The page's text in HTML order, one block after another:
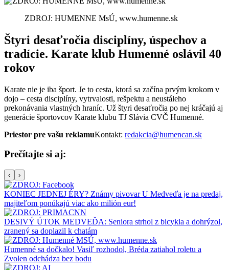
ZDROJ: HUMENNE MsÚ, www.humenne.sk
Štyri desaťročia disciplíny, úspechov a
tradície. Karate klub Humenné oslávil 40
rokov
Karate nie je iba šport. Je to cesta, ktorá sa začína prvým krokom v
dojo – cesta disciplíny, vytrvalosti, rešpektu a neustáleho
prekonávania vlastných hraníc. Už štyri desaťročia po nej kráčajú aj
generácie športovcov Karate klubu TJ Slávia CVČ Humenné.
Priestor pre vašu reklamuKontakt: redakcia@humencan.sk
Prečítajte si aj:
‹ ›
KONIEC JEDNEJ ÉRY? Známy pivovar U Medveďa je na predaj,
majiteľom ponúkajú viac ako milión eur!
DESIVÝ ÚTOK MEDVEĎA: Seniora strhol z bicykla a dohrýzol,
zranený sa doplazil k chatám
Humenné sa dočkalo! Vasiľ rozhodol, Bréda zatiahol roletu a
Zvolen odchádza bez bodu